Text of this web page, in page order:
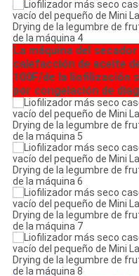
La máquina del
calefacción de aceite
100F/de la liofilización
por congelación de